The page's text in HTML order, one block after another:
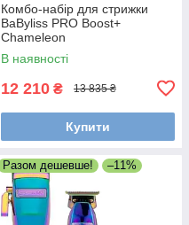
Комбо-набір для стрижки
BaByliss PRO Boost+
Chameleon
(FX8700IBPE+FX7870IBPE)
В наявності
12 210 ₴ 13 835 ₴
Купити
Разом дешевше! –11%